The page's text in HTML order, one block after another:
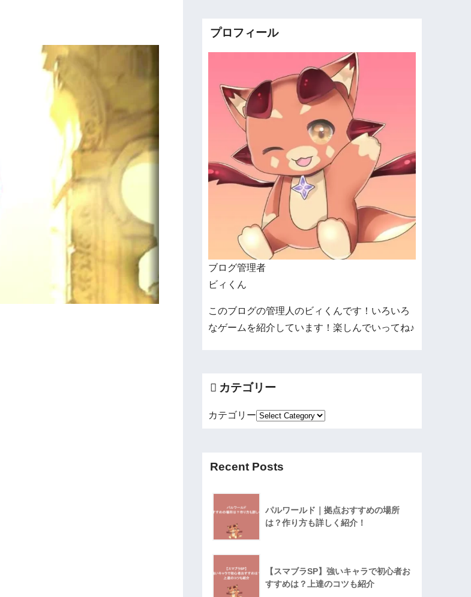
プロフィール
ブログ管理者
ビィくん
このブログの管理人のビィくんです！いろいろ
なゲームを紹介しています！楽しんでいってね♪
カテゴリー
カテゴリー
Recent Posts
パルワールド｜拠点おすすめの場所
は？作り方も詳しく紹介！
【スマブラSP】強いキャラで初心者お
すすめは？上達のコツも紹介